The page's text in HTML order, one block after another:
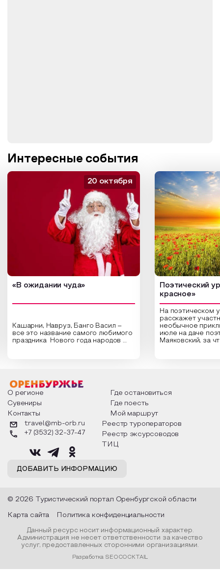
Интересные события
«В ожидании чуда»
Кашарни, Навруз, Банго Васил –
все это название самого любимого
праздника Нового года народов
о том, как встречают новый год в
разных уголках страны, какие
обряды совершают на удачу и
благополучие, в чем схожи и
различаются традиции. Кто такой
Дед Мороз и откуда он пришел, как
его называют в разных уголках
страны и как появились елочные
20 октября
Поэтический
красное»
На поэтическом
расскажет
необычное
июле на даче
Маяковский, за
Твардовского и
каждой строчке
восхищение
яркому времени
О регионе
Где остановиться
Сувениры
Где поесть
Контакты
Мой маршрут
ДОБАВИТЬ ИНФОРМАЦИЮ
travel@mb-orb.ru
+7 (3532) 32-37-47
Реестр туроператоров
Реестр эксурсоводов
ТИЦ
© 2026 Туристический портал Оренбургской области
Карта сайта Политика конфиденциальности
Данный ресурс носит информационный характер.
Администрация не несет ответственности за качество
услуг, предоставленных сторонними организациями.
Разработка SEOCOCKTAIL